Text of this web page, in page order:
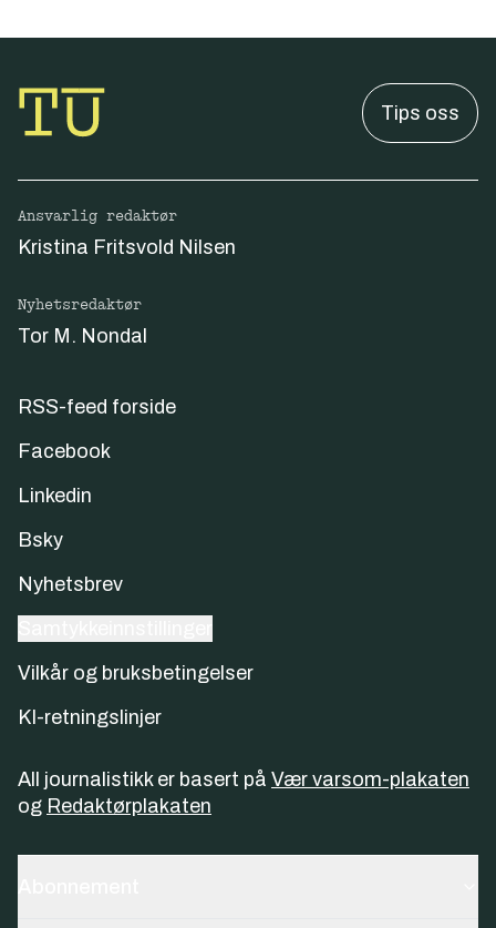
Tips oss
Ansvarlig redaktør
Kristina Fritsvold Nilsen
Nyhetsredaktør
Tor M. Nondal
RSS-feed forside
Facebook
Linkedin
Bsky
Nyhetsbrev
Vilkår og bruksbetingelser
KI-retningslinjer
All journalistikk er basert på Vær varsom-plakaten
og Redaktørplakaten